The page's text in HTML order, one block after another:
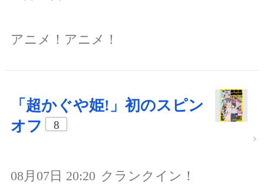
アニメ！アニメ！
「超かぐや姫!」初のスピン
オフ
8
08月07日 20:20 クランクイン！